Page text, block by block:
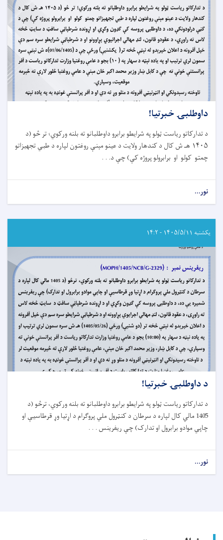
داوطلبۍ خبرتیا!
د تدارکاتو ریاست ټولو په شرایطو برابرو داوطلبانو ته بلنه ورکوي؛ تر څو (د
۱۴۰۵ هـ ش کال د کندهار ولایت د عینو مېنې روغتون لپاره د طبي تجهیزاتو
چمتو کولو او برابرولو پروژه کې) چې د. . .
نور...
داوطلبۍ
یکشنبه ۱۴۰۵/۵/۱۱ - ۱۴:۲
د داوطلبۍ خبرتیا!
د تدارکاتو ریاست ټولو په شرایطو برابرو داوطلبانو ته بلنه ورکوي، ترڅو (د
1405 مالي کال لپاره د سرطان د کنټرول ملي پروګرام د اړتيا وړ قرطاسیې او
چاپي موادو برابرول او تدارک) چې ريفرينس . . .
نور...
د